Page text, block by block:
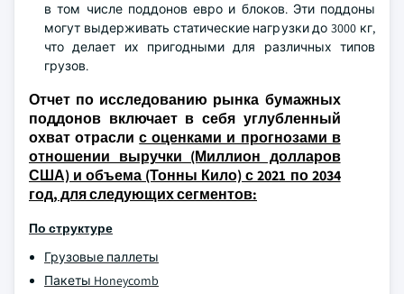
в том числе поддонов евро и блоков. Эти поддоны
могут выдерживать статические нагрузки до 3000 кг,
что делает их пригодными для различных типов
грузов.
Отчет по исследованию рынка бумажных
поддонов включает в себя углубленный
охват отраслис оценками и прогнозами в
отношении выручки (Миллион долларов
США) и объема (Тонны Кило) с 2021 по 2034
год, для следующих сегментов:
По структуре
Грузовые паллеты
Пакеты Honeycomb